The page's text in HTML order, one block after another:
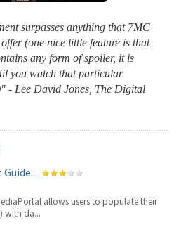
surpasses anything that 7MC
(one nice little feature is that
any form of spoiler, it is
you watch that particular
- Lee David Jones, The Digital
allows users to populate their
with da...